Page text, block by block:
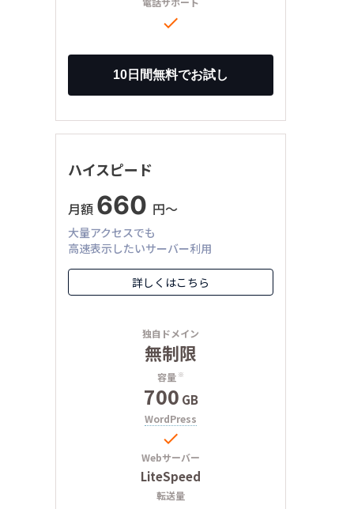

ハイスピード
月額 660 円〜
大量アクセスでも
高速表示したいサーバー利用
詳しくはこちら
独自ドメイン
無制限
容量 ※
700 GB
WordPress

Webサーバー
LiteSpeed
転送量